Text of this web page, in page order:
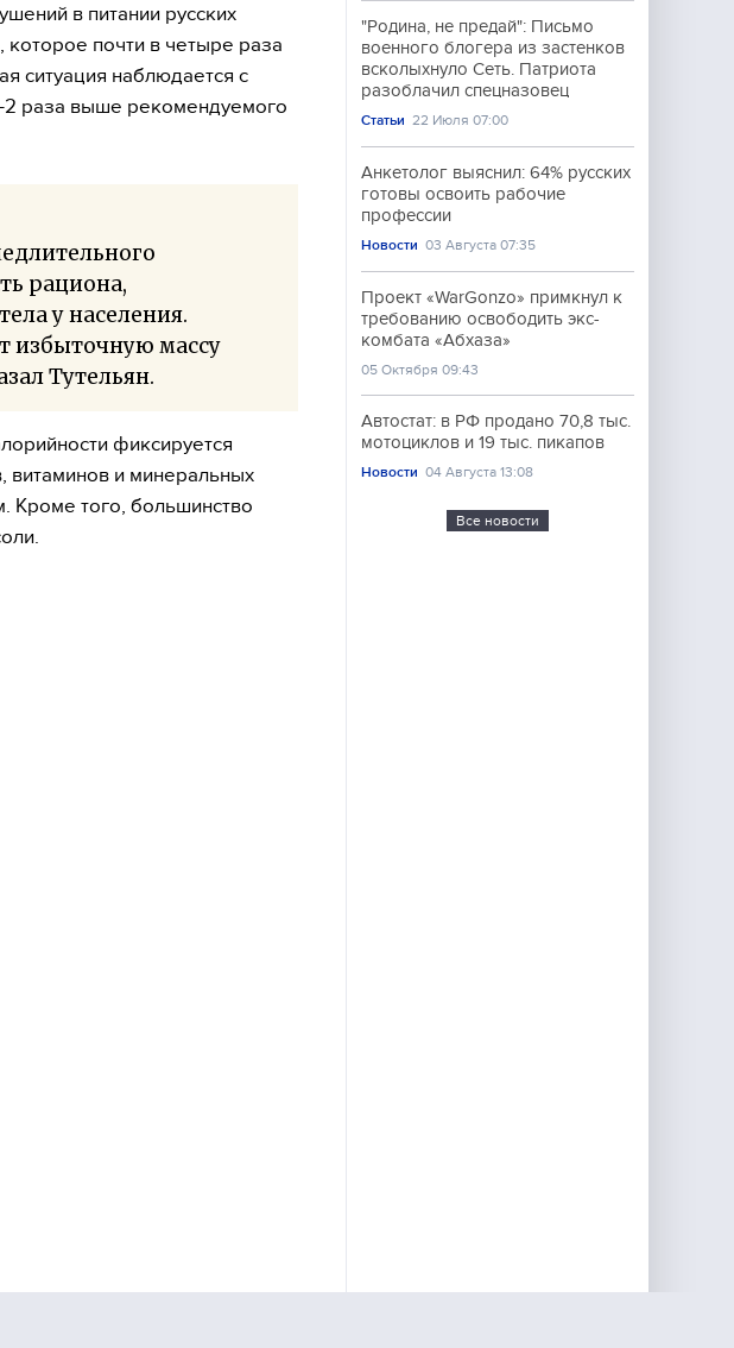
в питании русских
почти в четыре раза
ситуация наблюдается с
раза выше рекомендуемого
рациона,
у населения.
избыточную массу
Тутельян.
фиксируется
витаминов и минеральных
Кроме того, большинство
"Родина, не предай": Письмо
военного блогера из застенков
всколыхнуло Сеть. Патриота
разоблачил спецназовец
Статьи 22 Июля 07:00
Анкетолог выяснил: 64% русских
готовы освоить рабочие
профессии
Новости 03 Августа 07:35
Проект «WarGonzo» примкнул к
требованию освободить экс-
комбата «Абхаза»
05 Октября 09:43
Автостат: в РФ продано 70,8 тыс.
мотоциклов и 19 тыс. пикапов
Новости 04 Августа 13:08
Все новости